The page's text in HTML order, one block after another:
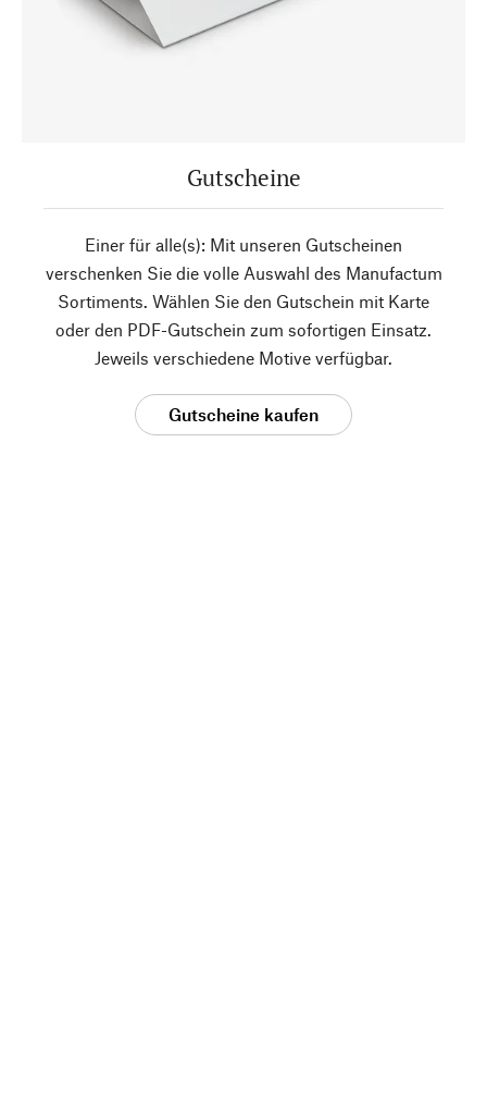
Gutscheine
Einer für alle(s): Mit unseren Gutscheinen
verschenken Sie die volle Auswahl des Manufactum
Sortiments. Wählen Sie den Gutschein mit Karte
oder den PDF-Gutschein zum sofortigen Einsatz.
Jeweils verschiedene Motive verfügbar.
Gutscheine kaufen